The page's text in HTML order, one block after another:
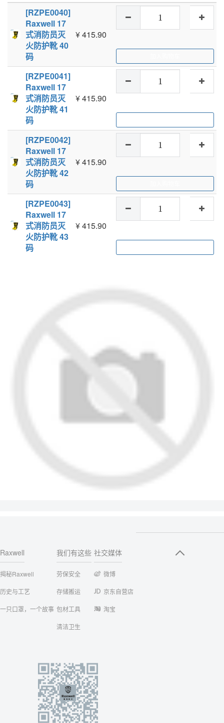
[RZPE0040]
Raxwell 17
式消防员灭
火防护靴 40
码
¥415.90
[RZPE0041]
Raxwell 17
式消防员灭
火防护靴 41
码
¥415.90
[RZPE0042]
Raxwell 17
式消防员灭
火防护靴 42
码
¥415.90
[RZPE0043]
Raxwell 17
式消防员灭
火防护靴 43
码
¥415.90
Raxwell
揭秘Raxwell
历史与工艺
一只口罩，一个故事
我们有这些
劳保安全
存储搬运
包材工具
清洁卫生
社交媒体
微博
京东自营店
淘宝